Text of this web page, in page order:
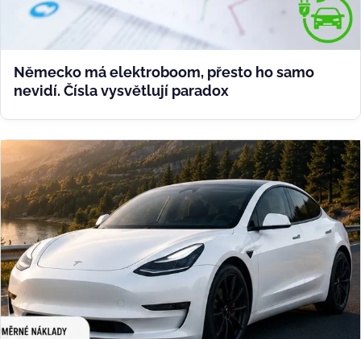
Německo má elektroboom, přesto ho samo
nevidí. Čísla vysvětlují paradox